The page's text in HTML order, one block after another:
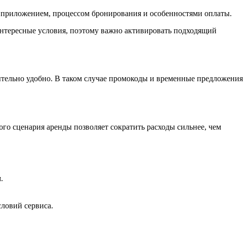
процессом бронирования и особенностями оплаты.
условия, поэтому важно активировать подходящий
удобно. В таком случае промокоды и временные предложения
сценария аренды позволяет сократить расходы сильнее, чем
сервиса.